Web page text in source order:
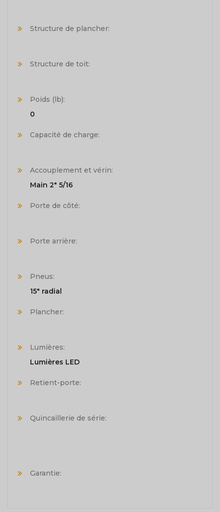
Structure de plancher:
Structure de toit:
Poids (lb):
0
Capacité de charge:
Accouplement et vérin:
Main 2" 5/16
Porte de côté:
Porte arrière:
Pneus:
15" radial
Plancher:
Lumières:
Lumières LED
Retient-porte:
Quincaillerie de série:
Garantie: